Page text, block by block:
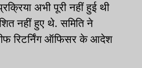
अभी पूरी नहीं हुई थी
नहीं हुए थे. समिति ने
रिटर्निंग ऑफिसर के आदेश